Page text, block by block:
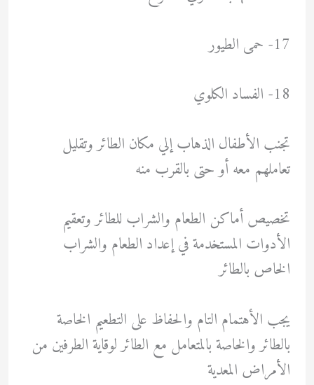
17- حمى الطيور
18- الفساد الكلوي
تجنب الأطفال الذهاب إلي مكان الطائر وتقليل
تعاملهم معه أو حتى بالقرب منه
تخصيص أماكن الطعام والشراب للطائر وتعقيم
الأدوات المستخدمة في إعداد الطعام والشراب
الخاص بالطائر
يجب الأهتمام التام والحفاظ على التطعيم الخاصة
بالطائر والخاصة بالمتعامل مع الطائر لوقاية الطرفين من
الأمراض المعدية